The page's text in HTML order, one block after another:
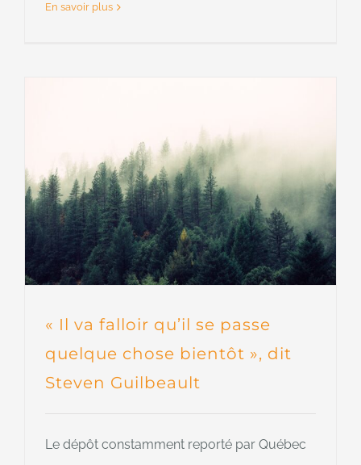
En savoir plus
« Il va falloir qu’il se passe
quelque chose bientôt », dit
Steven Guilbeault
Le dépôt constamment reporté par Québec